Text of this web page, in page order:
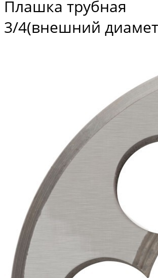
Плашка трубная
3/4(внешний